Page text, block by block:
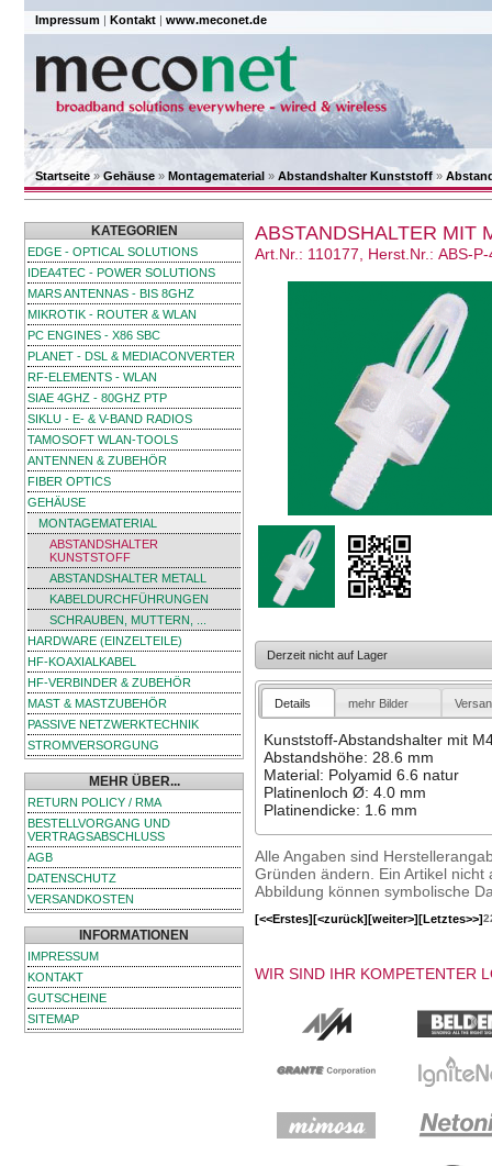
Impressum | Kontakt | www.meconet.de
Startseite»Gehäuse » Montagematerial » Abstandshalter Kunststoff »
KATEGORIEN
EDGE - OPTICAL SOLUTIONS
IDEA4TEC - POWER SOLUTIONS
MARS ANTENNAS - BIS 8GHZ
MIKROTIK - ROUTER & WLAN
PC ENGINES - X86 SBC
PLANET - DSL & MEDIACONVERTER
RF-ELEMENTS - WLAN
SIAE 4GHZ - 80GHZ PTP
SIKLU - E- & V-BAND RADIOS
TAMOSOFT WLAN-TOOLS
ANTENNEN & ZUBEHÖR
FIBER OPTICS
GEHÄUSE
MONTAGEMATERIAL
ABSTANDSHALTER
KUNSTSTOFF
ABSTANDSHALTER METALL
KABELDURCHFÜHRUNGEN
SCHRAUBEN, MUTTERN, ...
HARDWARE (EINZELTEILE)
HF-KOAXIALKABEL
HF-VERBINDER & ZUBEHÖR
MAST & MASTZUBEHÖR
PASSIVE NETZWERKTECHNIK
STROMVERSORGUNG
MEHR ÜBER...
RETURN POLICY / RMA
BESTELLVORGANG UND
VERTRAGSABSCHLUSS
AGB
DATENSCHUTZ
VERSANDKOSTEN
INFORMATIONEN
IMPRESSUM
KONTAKT
GUTSCHEINE
SITEMAP
ABSTANDSHALTER MIT
Art.Nr.: 110177, Herst.Nr.: ABS-
Derzeit nicht auf Lager
Details mehr Bilder
Kunststoff-Abstandshalter mit
Abstandshöhe: 28.6 mm
Material: Polyamid 6.6 natur
Platinenloch Ø: 4.0 mm
Platinendicke: 1.6 mm
Alle Angaben sind
Gründen ändern. Ein Artikel
Abbildung können symbolische
[<<Erstes][<zurück][weiter>][Letztes>>]
WIR SIND IHR KOMPETENTER